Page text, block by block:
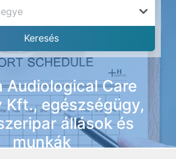
Audiological Care
Kft., egészségügy,
állások és
munkák